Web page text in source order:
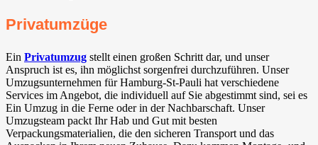
Privatumzüge
Ein Privatumzug stellt einen großen Schritt dar, und unser
Anspruch ist es, ihn möglichst sorgenfrei durchzuführen. Unser
Umzugsunternehmen für Hamburg-St-Pauli hat verschiedene
Services im Angebot, die individuell auf Sie abgestimmt sind, sei es
Ein Umzug in die Ferne oder in der Nachbarschaft. Unser
Umzugsteam packt Ihr Hab und Gut mit besten
Verpackungsmaterialien, die den sicheren Transport und das